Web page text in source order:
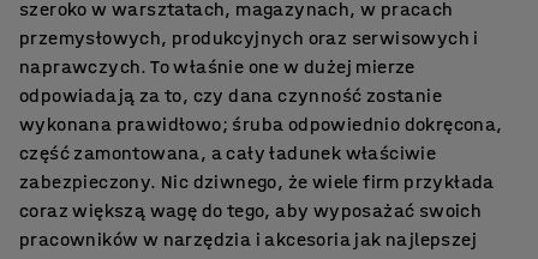
szeroko w warsztatach, magazynach, w pracach
przemysłowych, produkcyjnych oraz serwisowych i
naprawczych. To właśnie one w dużej mierze
odpowiadają za to, czy dana czynność zostanie
wykonana prawidłowo; śruba odpowiednio dokręcona,
część zamontowana, a cały ładunek właściwie
zabezpieczony. Nic dziwnego, że wiele firm przykłada
coraz większą wagę do tego, aby wyposażać swoich
pracowników w narzędzia i akcesoria jak najlepszej